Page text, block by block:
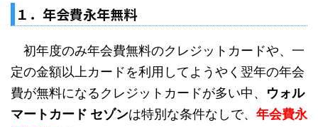
１．年会費永年無料
初年度のみ年会費無料のクレジットカードや、一
定の金額以上カードを利用してようやく翌年の年会
費が無料になるクレジットカードが多い中、 ウォル
マートカード セゾンは特別な条件なしで、 年会費永